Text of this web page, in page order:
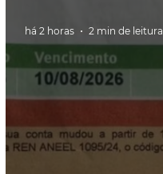
há 2 horas 2 min de leitura